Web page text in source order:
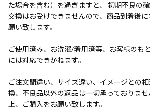
た場合を含む）を過ぎますと、 初期不良の
交換はお受けできませんので、商品到着後
願い致します。
ご使用済み、お洗濯/着用済等、お客様のも
には対応できかねます。
ご注文間違い、サイズ違い、イメージとの
換、不良品以外の返品は一切承っておりま
上、ご購入をお願い致します。